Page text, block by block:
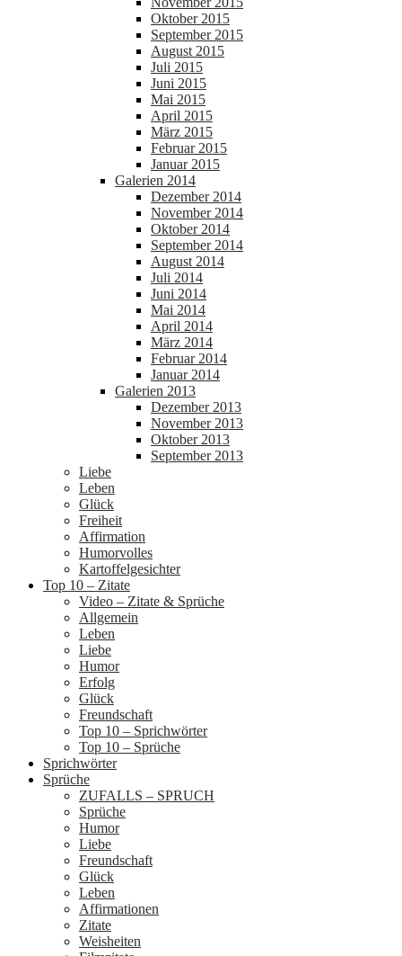
Oktober 2015
September 2015
August 2015
Juli 2015
Juni 2015
Mai 2015
April 2015
März 2015
Februar 2015
Januar 2015
Galerien 2014
Dezember 2014
November 2014
Oktober 2014
September 2014
August 2014
Juli 2014
Juni 2014
Mai 2014
April 2014
März 2014
Februar 2014
Januar 2014
Galerien 2013
Dezember 2013
November 2013
Oktober 2013
September 2013
Liebe
Leben
Glück
Freiheit
Affirmation
Humorvolles
Kartoffelgesichter
Top 10 – Zitate
Video – Zitate & Sprüche
Allgemein
Leben
Liebe
Humor
Erfolg
Glück
Freundschaft
Top 10 – Sprichwörter
Top 10 – Sprüche
Sprichwörter
Sprüche
ZUFALLS – SPRUCH
Sprüche
Humor
Liebe
Freundschaft
Glück
Leben
Affirmationen
Zitate
Weisheiten